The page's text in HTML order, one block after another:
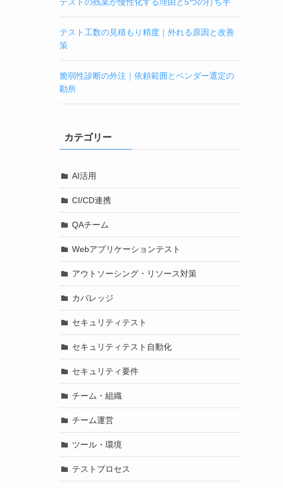
テスト工数の見積もり精度｜外れる原因と改善
策
脆弱性診断の外注｜依頼範囲とベンダー選定の
勘所
カテゴリー
AI活用
CI/CD連携
QAチーム
Webアプリケーションテスト
アウトソーシング・リソース対策
カバレッジ
セキュリティテスト
セキュリティテスト自動化
セキュリティ要件
チーム・組織
チーム運営
ツール・環境
テストプロセス